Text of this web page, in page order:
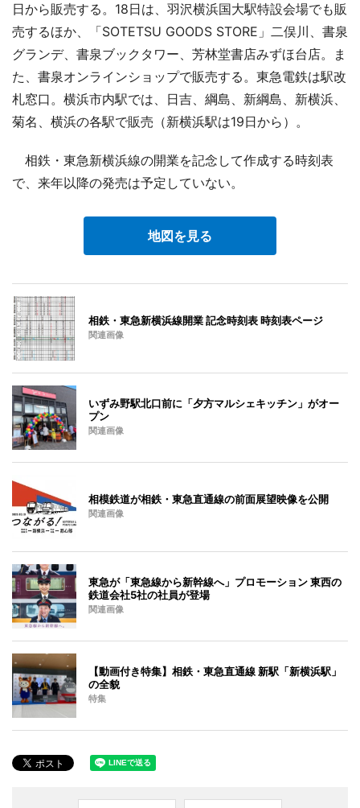
日から販売する。18日は、羽沢横浜国大駅特設会場でも販
売するほか、「SOTETSU GOODS STORE」二俣川、書泉
グランデ、書泉ブックタワー、芳林堂書店みずほ台店。ま
た、書泉オンラインショップで販売する。東急電鉄は駅改
札窓口。横浜市内駅では、日吉、綱島、新綱島、新横浜、
菊名、横浜の各駅で販売（新横浜駅は19日から）。
相鉄・東急新横浜線の開業を記念して作成する時刻表
で、来年以降の発売は予定していない。
地図を見る
相鉄・東急新横浜線開業 記念時刻表 時刻表ページ
関連画像
いずみ野駅北口前に「夕方マルシェキッチン」がオー
プン
関連画像
相模鉄道が相鉄・東急直通線の前面展望映像を公開
関連画像
東急が「東急線から新幹線へ」プロモーション 東西の
鉄道会社5社の社員が登場
関連画像
【動画付き特集】相鉄・東急直通線 新駅「新横浜駅」
の全貌
特集